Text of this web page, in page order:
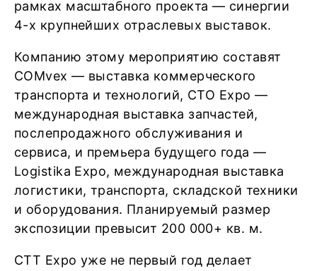
рамках масштабного проекта — синергии
4-х крупнейших отраслевых выставок.
Компанию этому мероприятию составят
COMvex — выставка коммерческого
транспорта и технологий, CTO Expo —
международная выставка запчастей,
послепродажного обслуживания и
сервиса, и премьера будущего года —
Logistika Expo, международная выставка
логистики, транспорта, складской техники
и оборудования. Планируемый размер
экспозиции превысит 200 000+ кв. м.
CTT Expo уже не первый год делает